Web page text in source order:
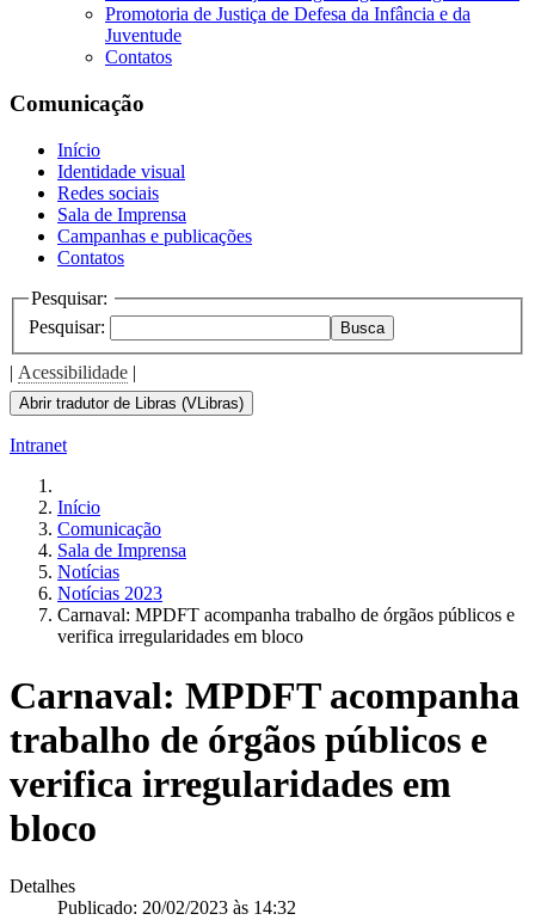
Promotoria de Justiça de Defesa da Infância e da
Juventude
Contatos
Comunicação
Início
Identidade visual
Redes sociais
Sala de Imprensa
Campanhas e publicações
Contatos
Pesquisar:
Pesquisar:
Busca
| Acessibilidade |
Abrir tradutor de Libras (VLibras)
Intranet
Início
Comunicação
Sala de Imprensa
Notícias
Notícias 2023
Carnaval: MPDFT acompanha trabalho de órgãos públicos e
verifica irregularidades em bloco
Carnaval: MPDFT acompanha
trabalho de órgãos públicos e
verifica irregularidades em
bloco
Detalhes
Publicado: 20/02/2023 às 14:32